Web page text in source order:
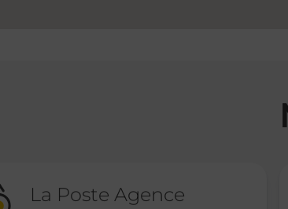
La Poste Agence